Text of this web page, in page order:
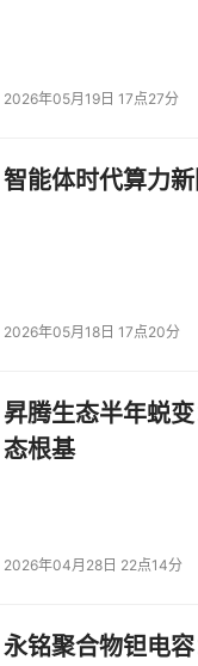
2026年05月19日 17点27分
智能体时代算力
2026年05月18日 17点20分
昇腾生态半年蜕
态根基
2026年04月28日 22点14分
永铭聚合物钽电